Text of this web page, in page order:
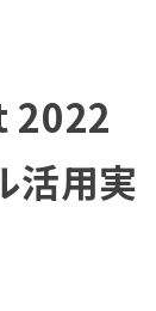
2022
活用実